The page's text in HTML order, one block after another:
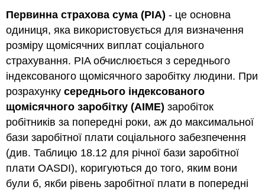
Первинна страхова сума (PIA) - це основна
одиниця, яка використовується для визначення
розміру щомісячних виплат соціального
страхування. PIA обчислюється з середнього
індексованого щомісячного заробітку людини. При
розрахункусереднього індексованого
щомісячного заробітку (AIME) заробіток
робітників за попередні роки, аж до максимальної
бази заробітної плати соціального забезпечення
(див. Таблицю 18.12 для річної бази заробітної
плати OASDI), коригуються до того, яким вони
були б, якби рівень заробітної плати в попередні